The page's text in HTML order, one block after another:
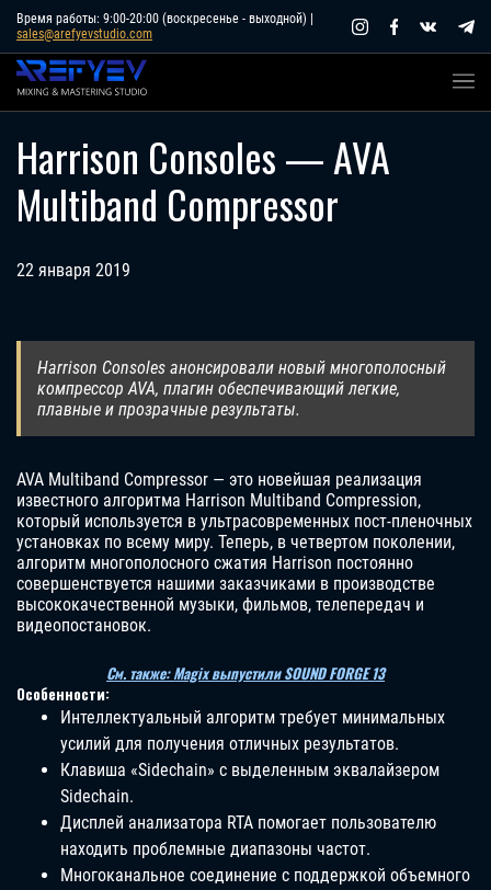
Skip
content
Время работы: 9:00-20:00 (воскресенье - выходной) |
sales@arefyevstudio.com
Harrison Consoles — AVA
Multiband Compressor
22 января 2019
Harrison Consoles анонсировали новый многополосный
компрессор AVA, плагин обеспечивающий легкие,
плавные и прозрачные результаты.
AVA Multiband Compressor — это новейшая реализация
известного алгоритма Harrison Multiband Compression,
который используется в ультрасовременных пост-пленочных
установках по всему миру. Теперь, в четвертом поколении,
алгоритм многополосного сжатия Harrison постоянно
совершенствуется нашими заказчиками в производстве
высококачественной музыки, фильмов, телепередач и
видеопостановок.
См. также: Magix выпустили SOUND FORGE 13
Особенности:
Интеллектуальный алгоритм требует минимальных
усилий для получения отличных результатов.
Клавиша «Sidechain» с выделенным эквалайзером
Sidechain.
Дисплей анализатора RTA помогает пользователю
находить проблемные диапазоны частот.
Многоканальное соединение с поддержкой объемного